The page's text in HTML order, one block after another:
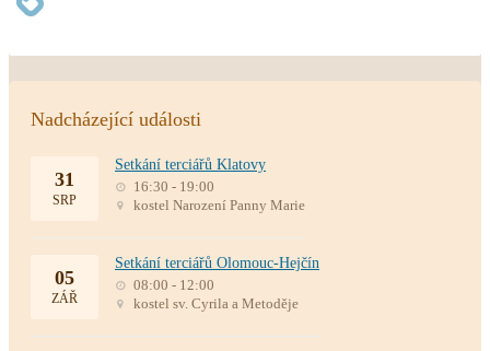
Nadcházející události
31
SRP
Setkání terciářů Klatovy
16:30 - 19:00
kostel Narození Panny Marie
05
ZÁŘ
Setkání terciářů Olomouc-Hejčín
08:00 - 12:00
kostel sv. Cyrila a Metoděje